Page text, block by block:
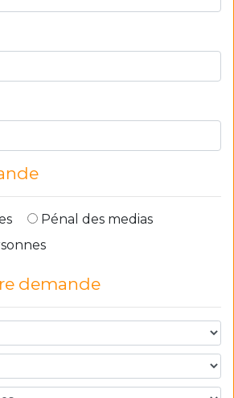
Pénal des medias
demande